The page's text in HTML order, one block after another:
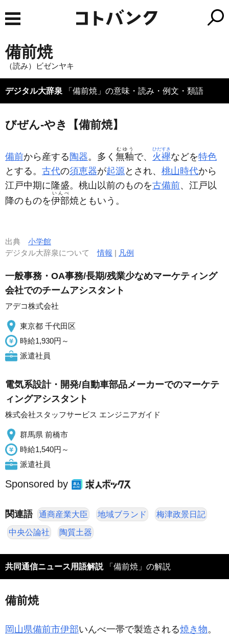
備前焼
（読み）ビゼンヤキ
デジタル大辞泉 「備前焼」の意味・読み・例文・類語
びぜん‐やき【備前焼】
備前から産する 陶器。多く 無釉
むゆう
で、 火襷
ひだすき
などを特色
とする。 古代の須恵器が起源とされ、 桃山時代から
江戸中期に隆盛。桃山以前のものを古備前、江戸以
降のものを伊部
いんべ
焼ともいう。
出典 小学館
デジタル大辞泉について情報 | 凡例
一般事務・OA事務/長期/残業少なめマーケティング
会社でのチームアシスタント
アデコ株式会社
東京都 千代田区
時給1,930円～
派遣社員
電気系設計・開発/自動車部品メーカーでのマーケテ
ィングアシスタント
株式会社スタッフサービス エンジニアガイド
群馬県 前橋市
時給1,540円～
派遣社員
Sponsored by
関連語 通商産業大臣 地域ブランド 梅津政景日記
中央公論社 陶質土器
共同通信ニュース用語解説 「備前焼」の解説
備前焼
岡山県備前市伊部いんべ一帯で製造される焼き物。